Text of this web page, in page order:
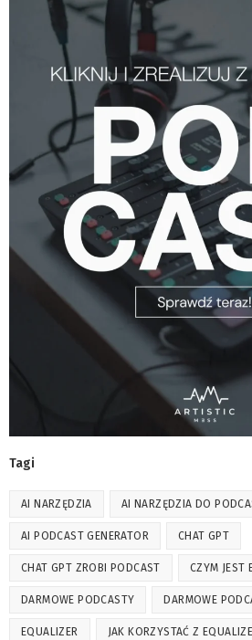
Tagi
AI NARZĘDZIA AI NARZĘDZIA DO
AI PODCAST GENERATOR CHAT GPT
CHAT GPT ZROBI PODCAST CZYM JEST
DARMOWE PODCASTY DARMOWE
EQUALIZER JAK KORZYSTAĆ Z